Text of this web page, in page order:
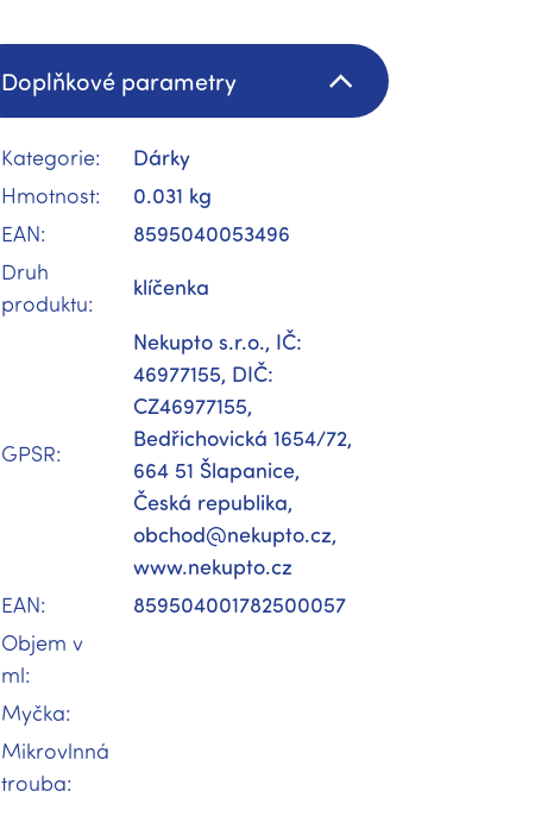
Doplňkové parametry
Kategorie:
Dárky
Hmotnost:
0.031 kg
EAN:
8595040053496
Druh
produktu:
klíčenka
GPSR:
Nekupto s.r.o., IČ:
46977155, DIČ:
CZ46977155,
Bedřichovická 1654/72,
664 51 Šlapanice,
Česká republika,
obchod@nekupto.cz,
www.nekupto.cz
EAN:
859504001782500057
Objem v
ml:
Myčka:
Mikrovlnná
trouba: